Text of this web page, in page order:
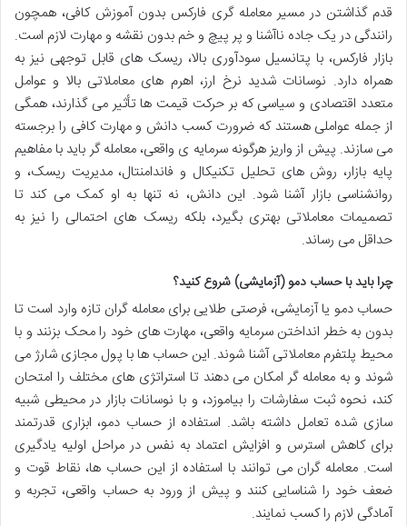
قدم گذاشتن در مسیر معامله گری فارکس بدون آموزش کافی، همچون
رانندگی در یک جاده ناآشنا و پر پیچ و خم بدون نقشه و مهارت لازم است.
بازار فارکس، با پتانسیل سودآوری بالا، ریسک های قابل توجهی نیز به
همراه دارد. نوسانات شدید نرخ ارز، اهرم های معاملاتی بالا و عوامل
متعدد اقتصادی و سیاسی که بر حرکت قیمت ها تأثیر می گذارند، همگی
از جمله عواملی هستند که ضرورت کسب دانش و مهارت کافی را برجسته
می سازند. پیش از واریز هرگونه سرمایه ی واقعی، معامله گر باید با مفاهیم
پایه بازار، روش های تحلیل تکنیکال و فاندامنتال، مدیریت ریسک، و
روانشناسی بازار آشنا شود. این دانش، نه تنها به او کمک می کند تا
تصمیمات معاملاتی بهتری بگیرد، بلکه ریسک های احتمالی را نیز به
حداقل می رساند.
چرا باید با حساب دمو (آزمایشی) شروع کنید؟
حساب دمو یا آزمایشی، فرصتی طلایی برای معامله گران تازه وارد است تا
بدون به خطر انداختن سرمایه واقعی، مهارت های خود را محک بزنند و با
محیط پلتفرم معاملاتی آشنا شوند. این حساب ها با پول مجازی شارژ می
شوند و به معامله گر امکان می دهند تا استراتژی های مختلف را امتحان
کند، نحوه ثبت سفارشات را بیاموزد، و با نوسانات بازار در محیطی شبیه
سازی شده تعامل داشته باشد. استفاده از حساب دمو، ابزاری قدرتمند
برای کاهش استرس و افزایش اعتماد به نفس در مراحل اولیه یادگیری
است. معامله گران می توانند با استفاده از این حساب ها، نقاط قوت و
ضعف خود را شناسایی کنند و پیش از ورود به حساب واقعی، تجربه و
آمادگی لازم را کسب نمایند.